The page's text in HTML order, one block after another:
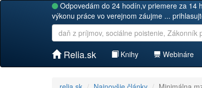
Odpovedám do 24 hodín,v priemere za 14
výkonu práce vo verejnom záujme ...
Relia.sk Knihy Webináre